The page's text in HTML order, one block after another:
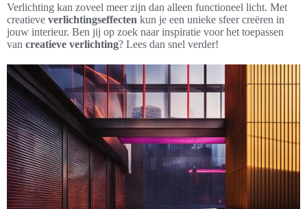
Verlichting kan zoveel meer zijn dan alleen functioneel licht. Met
creatieve verlichtingseffecten kun je een unieke sfeer creëren in
jouw interieur. Ben jij op zoek naar inspiratie voor het toepassen
van creatieve verlichting? Lees dan snel verder!